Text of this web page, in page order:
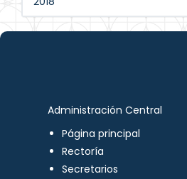
Administración Central
Página principal
Rectoría
Secretarios